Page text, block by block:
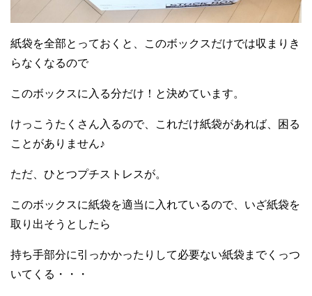
紙袋を全部とっておくと、このボックスだけでは収まりき
らなくなるので
このボックスに入る分だけ！と決めています。
けっこうたくさん入るので、これだけ紙袋があれば、困る
ことがありません♪
ただ、ひとつプチストレスが。
このボックスに紙袋を適当に入れているので、いざ紙袋を
取り出そうとしたら
持ち手部分に引っかかったりして必要ない紙袋までくっつ
いてくる・・・